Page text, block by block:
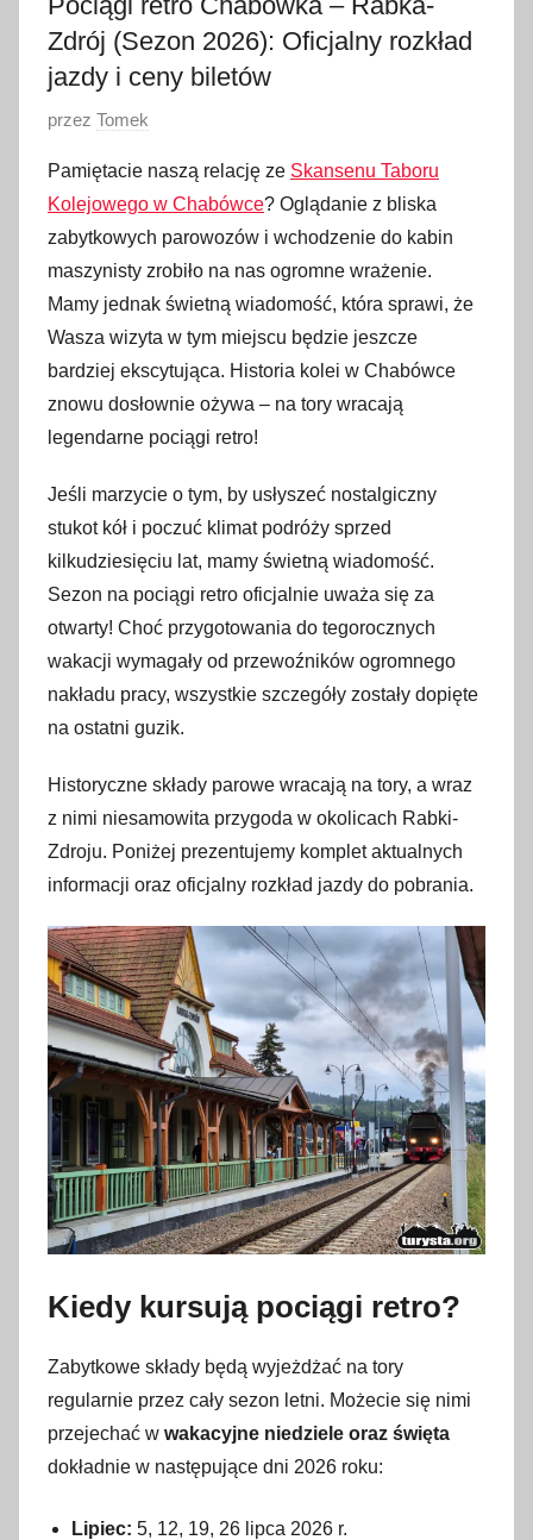
Zdrój (Sezon 2026): Oficjalny rozkład
jazdy i ceny biletów
O
u
b
l
i
k
o
w
a
n
5
l
i
p
0
2
przez Tomek
Pamiętacie naszą relację ze Skansenu Taboru
Kolejowego w Chabówce? Oglądanie z bliska
zabytkowych parowozów i wchodzenie do kabin
maszynisty zrobiło na nas ogromne wrażenie.
Mamy jednak świetną wiadomość, która sprawi, że
Wasza wizyta w tym miejscu będzie jeszcze
bardziej ekscytująca. Historia kolei w Chabówce
znowu dosłownie ożywa – na tory wracają
legendarne pociągi retro!
Jeśli marzycie o tym, by usłyszeć nostalgiczny
stukot kół i poczuć klimat podróży sprzed
kilkudziesięciu lat, mamy świetną wiadomość.
Sezon na pociągi retro oficjalnie uważa się za
otwarty! Choć przygotowania do tegorocznych
wakacji wymagały od przewoźników ogromnego
nakładu pracy, wszystkie szczegóły zostały dopięte
na ostatni guzik.
Historyczne składy parowe wracają na tory, a wraz
z nimi niesamowita przygoda w okolicach Rabki-
Zdroju. Poniżej prezentujemy komplet aktualnych
informacji oraz oficjalny rozkład jazdy do pobrania.
Kiedy kursują pociągi retro?
Zabytkowe składy będą wyjeżdżać na tory
regularnie przez cały sezon letni. Możecie się nimi
przejechać w wakacyjne niedziele oraz święta
dokładnie w następujące dni 2026 roku:
Lipiec: 5, 12, 19, 26 lipca 2026 r.